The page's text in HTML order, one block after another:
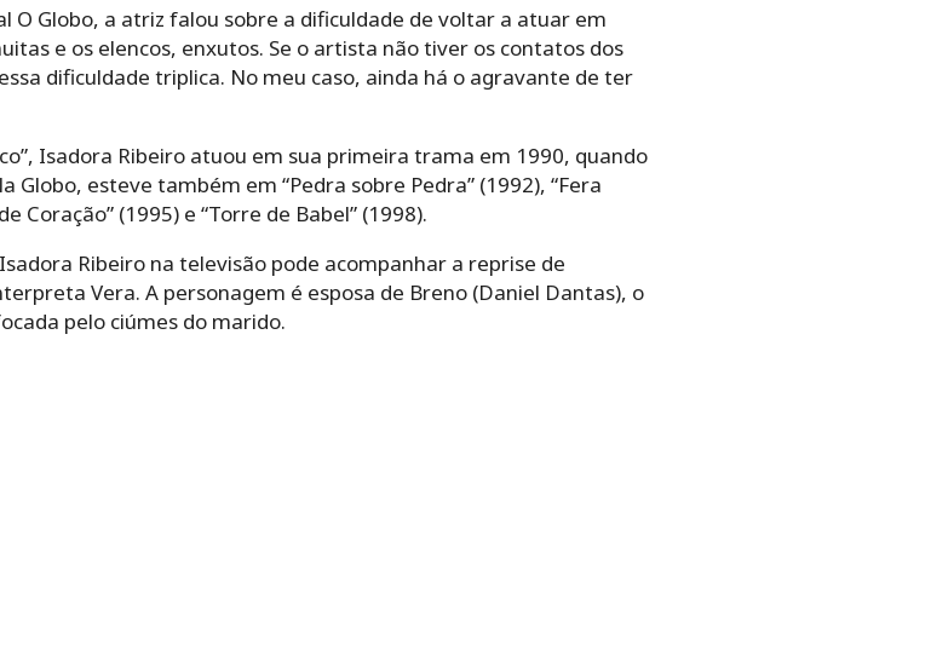
Globo, a atriz falou sobre a dificuldade de voltar a atuar em
e os elencos, enxutos. Se o artista não tiver os contatos dos
dificuldade triplica. No meu caso, ainda há o agravante de ter
Isadora Ribeiro atuou em sua primeira trama em 1990, quando
Globo, esteve também em “Pedra sobre Pedra” (1992), “Fera
Coração” (1995) e “Torre de Babel” (1998).
Ribeiro na televisão pode acompanhar a reprise de
Vera. A personagem é esposa de Breno (Daniel Dantas), o
pelo ciúmes do marido.